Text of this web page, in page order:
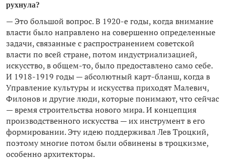
рухнула?
— Это большой вопрос. В 1920-е годы, когда внимание
власти было направлено на совершенно определенные
задачи, связанные с распространением советской
власти по всей стране, потом индустриализацией,
искусство, в общем-то, было предоставлено само себе.
И 1918-1919 годы — абсолютный карт-бланш, когда в
Управление культуры и искусства приходят Малевич,
Филонов и другие люди, которые понимают, что сейчас
— время строительства нового мира. И концепция
производственного искусства — их инструмент в его
формировании. Эту идею поддерживал Лев Троцкий,
поэтому многие потом были обвинены в троцкизме,
особенно архитекторы.